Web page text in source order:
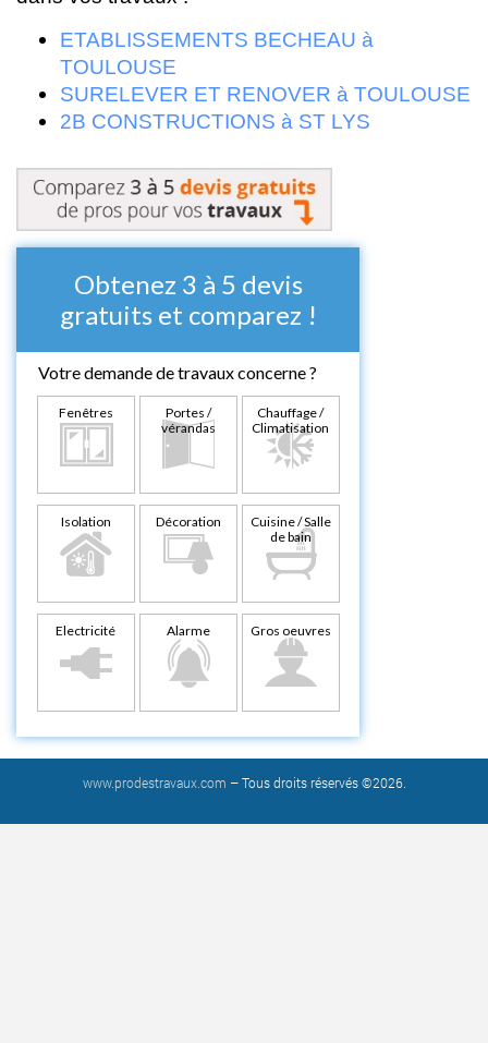
ETABLISSEMENTS BECHEAU à
TOULOUSE
SURELEVER ET RENOVER à TOULOUSE
2B CONSTRUCTIONS à ST LYS
Obtenez 3 à 5 devis
gratuits et comparez !
Votre demande de travaux concerne ?
Fenêtres
Portes /
vérandas
Chauffage /
Climatisation
Isolation Décoration
Cuisine / Salle
de bain
Electricité Alarme Gros oeuvres
www.prodestravaux.com – Tous droits réservés ©2026.